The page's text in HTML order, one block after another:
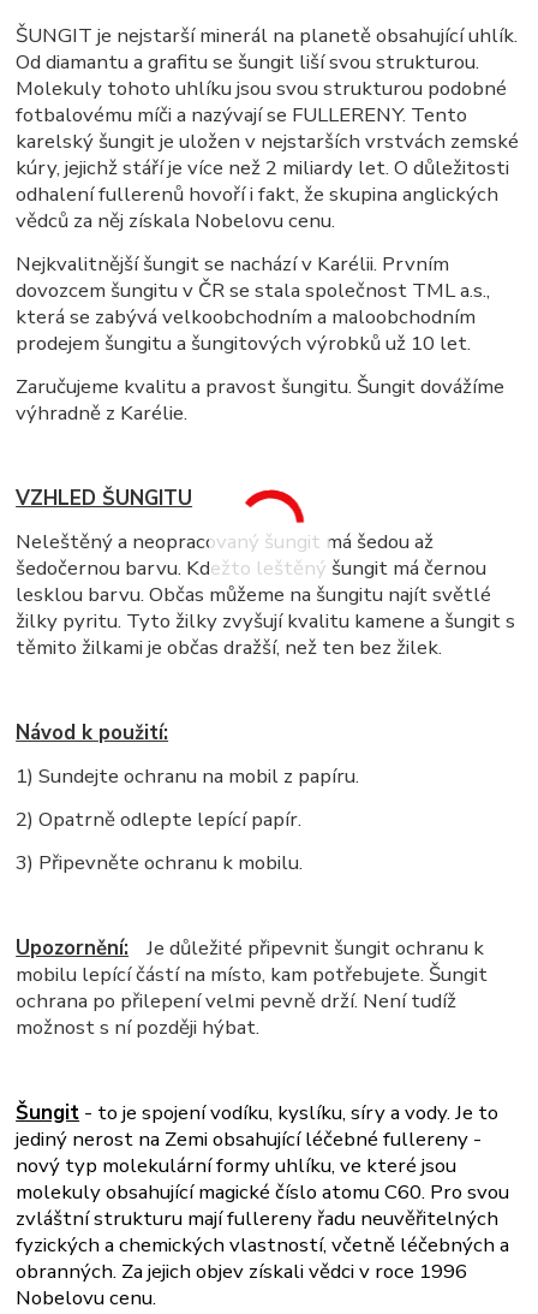
ŠUNGIT je nejstarší minerál na planetě obsahující uhlík.
Od diamantu a grafitu se šungit liší svou strukturou.
Molekuly tohoto uhlíku jsou svou strukturou podobné
fotbalovému míči a nazývají se FULLERENY. Tento
karelský šungit je uložen v nejstarších vrstvách zemské
kúry, jejichž stáří je více než 2 miliardy let. O důležitosti
odhalení fullerenů hovoří i fakt, že skupina anglických
vědců za něj získala Nobelovu cenu.
Nejkvalitnější šungit se nachází v Karélii. Prvním
dovozcem šungitu v ČR se stala společnost TML a.s.,
která se zabývá velkoobchodním a maloobchodním
prodejem šungitu a šungitových výrobků už 10 let.
Zaručujeme kvalitu a pravost šungitu. Šungit dovážíme
výhradně z Karélie.
VZHLED ŠUNGITU
Neleštěný a neopracovaný šungit má šedou až
šedočernou barvu. Kdežto leštěný šungit má černou
lesklou barvu. Občas můžeme na šungitu najít světlé
žilky pyritu. Tyto žilky zvyšují kvalitu kamene a šungit s
těmito žilkami je občas dražší, než ten bez žilek.
Návod k použití:
1) Sundejte ochranu na mobil z papíru.
2) Opatrně odlepte lepící papír.
3) Připevněte ochranu k mobilu.
Upozornění:
Je důležité připevnit šungit ochranu k
mobilu lepící částí na místo, kam potřebujete. Šungit
ochrana po přilepení velmi pevně drží. Není tudíž
možnost s ní později hýbat.
Šungit - to je spojení vodíku, kyslíku, síry a vody. Je to
jediný nerost na Zemi obsahující léčebné fullereny -
nový typ molekulární formy uhlíku, ve které jsou
molekuly obsahující magické číslo atomu C60. Pro svou
zvláštní strukturu mají fullereny řadu neuvěřitelných
fyzických a chemických vlastností, včetně léčebných a
obranných. Za jejich objev získali vědci v roce 1996
Nobelovu cenu.